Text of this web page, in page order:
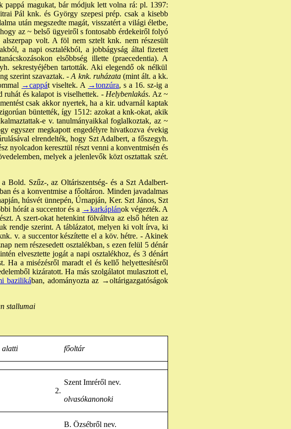
pappá magukat, bár módjuk lett volna rá: pl. 1397:
Pál knk. és György szepesi prép. csak a kisebb
után megszedte magát, visszatért a világi életbe,
az ~ belső ügyeiről s fontosabb érdekeiről folyó
volt. A föl nem sztelt knk. nem részesült
a napi osztalékból, a jobbágyság által fizetett
elsőbbség illette (praecedentia). A
sekrestyéjében tartották. Aki elegendő ok nélkül
szerint szavaztak. - A knk. ruházata(mint ált. a kk.
→cappát viseltek. A →tonzúra, s a 16. sz-ig a
ruhát és kalapot is viselhettek. -Helybenlakás. Az ~
csak akkor nyertek, ha a kir. udvarnál kaptak
büntették, így 1512: azokat a knk-okat, akik
e v. tanulmányaikkal foglalkoztak, az ~
egyszer megkapott engedélyre hivatkozva évekig
elrendelték, hogy Szt Adalbert, a főszegyh.
nyolcadon keresztül részt venni a konventmisén és
melyek a jelenlevők közt osztattak szét.
Bold. Szűz-, az Oltáriszentség- és a Szt Adalbert-
és a konventmise a főoltáron. Minden javadalmas
húsvét ünnepén, Úrnapján, Ker. Szt János, Szt
hórát a succentor és a →karkáplánok végezték. A
A szert-okat hetenkint fölváltva az első héten az
rendje szerint. A táblázatot, melyen ki volt írva, ki
v. a succentor készítette el a köv. hétre. - Akinek
nem részesedett osztalékban, s ezen felül 5 dénár
elvesztette jogát a napi osztalékhoz, és 3 dénárt
Ha a misézésről maradt el és kellő helyettesítésről
kizáratott. Ha más szolgálatot mulasztott el,
bazilikában, adományozta az →oltárigazgatóságok
stallumai
alatti főoltár
2.
Szent Imréről nev.
olvasókanonoki
B. Özsébről nev.